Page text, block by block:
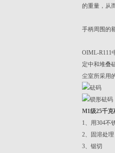
的重量，从
手柄周围的
OIML-R111
定中和堆叠
尘室所采用
M1级25千
1、用304不
2、固溶处理
3、锯切